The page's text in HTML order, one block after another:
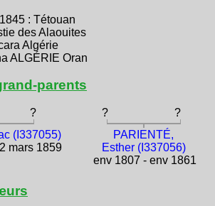
1845 : Tétouan
des Alaouites
Algérie
ALGÉRIE Oran
parents
? ?
?
(I337055)
mars 1859
PARIENTÉ,
Esther (I337056)
env 1807 - env 1861